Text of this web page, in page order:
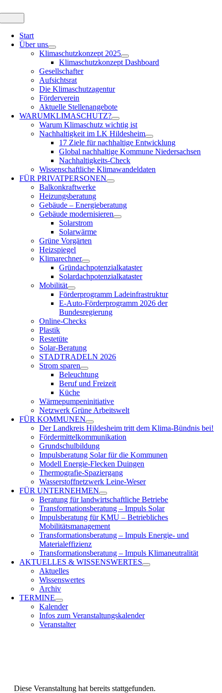
springen
Navigation
Start
Über uns
Klimaschutzkonzept 2025
Klimaschutzkonzept Dashboard
Gesellschafter
Aufsichtsrat
Die Klimaschutzagentur
Förderverein
Aktuelle Stellenangebote
WARUMKLIMASCHUTZ?
Warum Klimaschutz wichtig ist
Nachhaltigkeit im LK Hildesheim
17 Ziele für nachhaltige Entwicklung
Global nachhaltige Kommune Niedersachsen
Nachhaltigkeits-Check
Wissenschaftliche Klimawandeldaten
FÜRPRIVATPERSONEN
Balkonkraftwerke
Heizungsberatung
Gebäude – Energieberatung
Gebäude modernisieren
Solarstrom
Solarwärme
Grüne Vorgärten
Heizspiegel
Klimarechner
Gründachpotenzialkataster
Solardachpotenzialkataster
Mobilität
Förderprogramm Ladeinfrastruktur
E-Auto-Förderprogramm 2026 der
Bundesregierung
Online-Checks
Plastik
Restetüte
Solar-Beratung
STADTRADELN 2026
Strom sparen
Beleuchtung
Beruf und Freizeit
Küche
Wärmepumpeninitiative
Netzwerk Grüne Arbeitswelt
FÜRKOMMUNEN
Der Landkreis Hildesheim tritt dem Klima-Bündnis bei!
Fördermittelkommunikation
Grundschulbildung
Impulsberatung Solar für die Kommunen
Modell Energie-Flecken Duingen
Thermografie-Spaziergang
Wasserstoffnetzwerk Leine-Weser
FÜRUNTERNEHMEN
Beratung für landwirtschaftliche Betriebe
Transformationsberatung – Impuls Solar
Impulsberatung für KMU – Betriebliches
Mobilitätsmanagement
Transformationsberatung – Impuls Energie- und
Materialeffizienz
Transformationsberatung – Impuls Klimaneutralität
AKTUELLES &WISSENSWERTES
Aktuelles
Wissenswertes
Archiv
TERMINE
Kalender
Infos zum Veranstaltungskalender
Veranstalter
Diese Veranstaltung hat bereits stattgefunden.